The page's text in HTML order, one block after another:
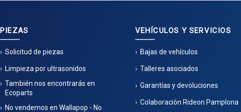
PIEZAS
Solicitud de piezas
Limpieza por ultrasonidos
También nos encontrarás en
Ecoparts
No vendemos en Wallapop - No
VEHÍCULOS Y SERVICIOS
Bajas de vehículos
Talleres asociados
Garantías y devoluciones
Colaboración Rideon Pamplona